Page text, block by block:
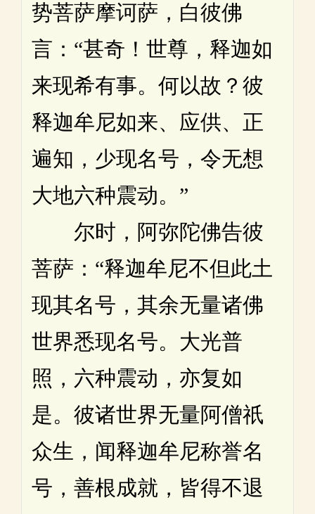
势菩萨摩诃萨，白彼佛
言：“甚奇！世尊，释迦如
来现希有事。何以故？彼
释迦牟尼如来、应供、正
遍知，少现名号，令无想
大地六种震动。”
尔时，阿弥陀佛告彼
菩萨：“释迦牟尼不但此土
现其名号，其余无量诸佛
世界悉现名号。大光普
照，六种震动，亦复如
是。彼诸世界无量阿僧祇
众生，闻释迦牟尼称誉名
号，善根成就，皆得不退